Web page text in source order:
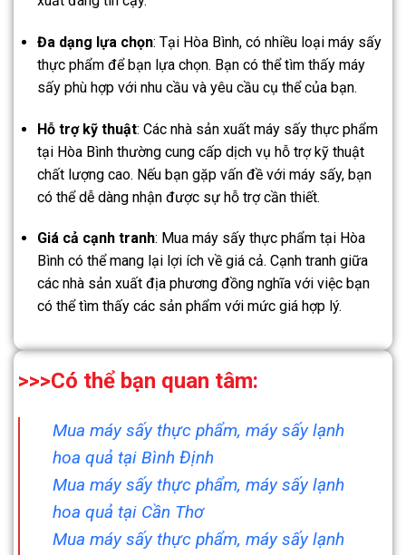
Đa dạng lựa chọn: Tại Hòa Bình, có nhiều loại máy sấy
thực phẩm để bạn lựa chọn. Bạn có thể tìm thấy máy
sấy phù hợp với nhu cầu và yêu cầu cụ thể của bạn.
Hỗ trợ kỹ thuật: Các nhà sản xuất máy sấy thực phẩm
tại Hòa Bình thường cung cấp dịch vụ hỗ trợ kỹ thuật
chất lượng cao. Nếu bạn gặp vấn đề với máy sấy, bạn
có thể dễ dàng nhận được sự hỗ trợ cần thiết.
Giá cả cạnh tranh: Mua máy sấy thực phẩm tại Hòa
Bình có thể mang lại lợi ích về giá cả. Cạnh tranh giữa
các nhà sản xuất địa phương đồng nghĩa với việc bạn
có thể tìm thấy các sản phẩm với mức giá hợp lý.
>>>Có thể bạn quan tâm:
Mua máy sấy thực phẩm, máy sấy lạnh
hoa quả tại Bình Định
Mua máy sấy thực phẩm, máy sấy lạnh
hoa quả tại Cần Thơ
Mua máy sấy thực phẩm, máy sấy lạnh